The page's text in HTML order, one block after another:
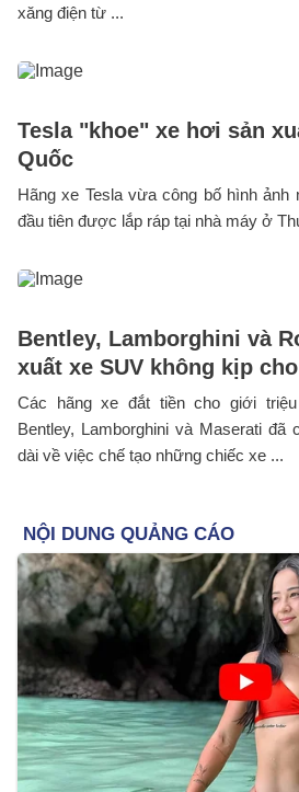
xăng điện từ ...
Tesla "khoe" xe hơi sản
Quốc
Hãng xe Tesla vừa công bố hình ảnh
đầu tiên được lắp ráp tại nhà máy ở
Bentley, Lamborghini và
xuất xe SUV không kịp
Các hãng xe đắt tiền cho giới
Bentley, Lamborghini và Maserati
dài về việc chế tạo những chiếc xe ...